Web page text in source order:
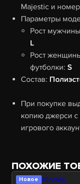
Majestic и
Параметры
Рост
L
Рост
футболки:S
Состав:
При покупке
копию джерси
игрового
ПОХОЖИЕ
Новое